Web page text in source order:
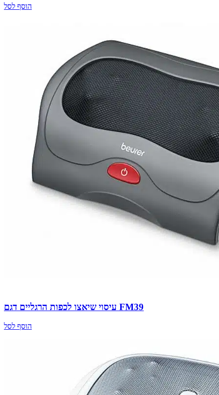
הוסף לסל
עיסוי שיאצו לכפות הרגליים דגם FM39
הוסף לסל